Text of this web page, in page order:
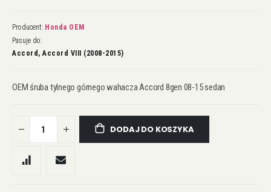
Producent: Honda OEM
Pasuje do:
Accord, Accord VIII (2008-2015)
OEM śruba tylnego górnego wahacza Accord 8gen 08-15 sedan
DODAJ DO KOSZYKA